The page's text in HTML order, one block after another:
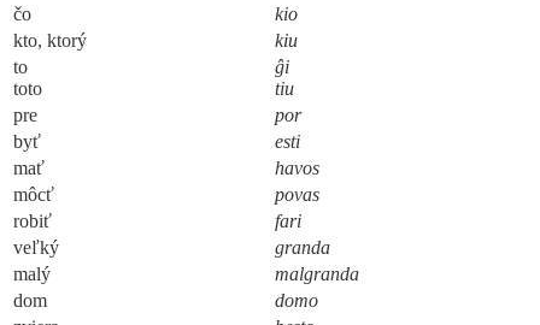
čo
kio
kto, ktorý
kiu
to
toto
ĝi
tiu
pre
por
byť
esti
mať
havos
môcť
povas
robiť
fari
veľký
granda
malý
malgranda
dom
domo